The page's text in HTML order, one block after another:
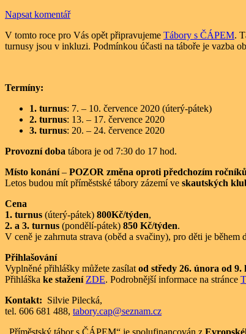
Napsat komentář
V tomto roce pro Vás opět připravujeme Tábory s ČÁPEM.
turnusy jsou v inkluzi. Podmínkou účasti na táboře je vazba
Termíny:
1. turnus: 7. – 10. července 2020 (úterý-pátek)
2. turnus: 13. – 17. července 2020
3. turnus: 20. – 24. července 2020
Provozní doba tábora je od 7:30 do 17 hod.
Místo konání– POZOR změna oproti předchozím
Letos budou mít příměstské tábory zázemí ve skautských
Cena
1. turnus (úterý-pátek) 800Kč/týden,
2. a 3. turnus (pondělí-pátek) 850 Kč/týden.
V ceně je zahrnuta strava (oběd a svačiny), pro děti je během
Přihlašování
Vyplněné přihlášky můžete zasílat od středy 26. února od
Přihláška ke stažení ZDE. Podrobnější informace na stránce
Kontakt: Silvie Pilecká,
tel. 606 681 488, tabory.cap@seznam.cz
„Příměstský tábor s ČÁPEM“ je spolufinancován z